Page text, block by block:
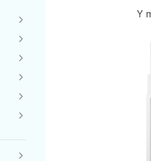
Y